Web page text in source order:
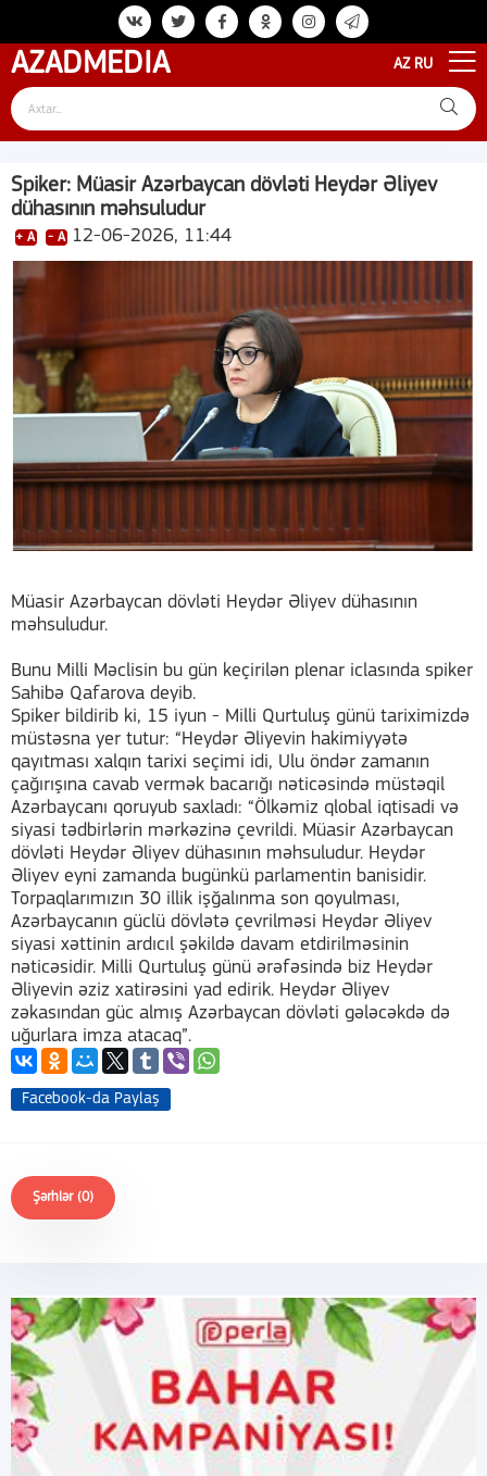
AZADMEDIA AZ RU
Spiker: Müasir Azərbaycan dövləti Heydər Əliyev
dühasının məhsuludur
+ A - A 12-06-2026, 11:44
Müasir Azərbaycan dövləti Heydər Əliyev dühasının
məhsuludur.
Bunu Milli Məclisin bu gün keçirilən plenar iclasında spiker
Sahibə Qafarova deyib.
Spiker bildirib ki, 15 iyun - Milli Qurtuluş günü tariximizdə
müstəsna yer tutur: “Heydər Əliyevin hakimiyyətə
qayıtması xalqın tarixi seçimi idi, Ulu öndər zamanın
çağırışına cavab vermək bacarığı nəticəsində müstəqil
Azərbaycanı qoruyub saxladı: “Ölkəmiz qlobal iqtisadi və
siyasi tədbirlərin mərkəzinə çevrildi. Müasir Azərbaycan
dövləti Heydər Əliyev dühasının məhsuludur. Heydər
Əliyev eyni zamanda bugünkü parlamentin banisidir.
Torpaqlarımızın 30 illik işğalınma son qoyulması,
Azərbaycanın güclü dövlətə çevrilməsi Heydər Əliyev
siyasi xəttinin ardıcıl şəkildə davam etdirilməsinin
nəticəsidir. Milli Qurtuluş günü ərəfəsində biz Heydər
Əliyevin əziz xatirəsini yad edirik. Heydər Əliyev
zəkasından güc almış Azərbaycan dövləti gələcəkdə də
uğurlara imza atacaq”.
Facebook-da Paylaş
Şərhlər (0)